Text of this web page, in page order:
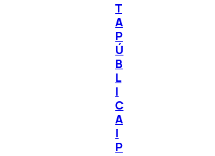
T
A
P
Ú
B
L
I
C
A
|
P